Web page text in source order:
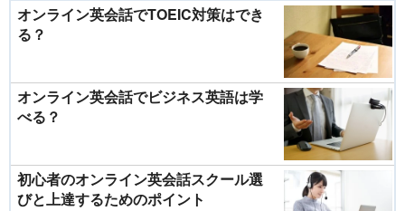
オンライン英会話でTOEIC対策はでき
る？
オンライン英会話でビジネス英語は学
べる？
初心者のオンライン英会話スクール選
びと上達するためのポイント